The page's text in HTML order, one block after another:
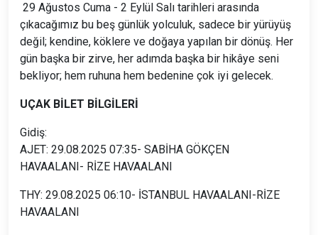
29 Ağustos Cuma - 2 Eylül Salı tarihleri arasında
çıkacağımız bu beş günlük yolculuk, sadece bir yürüyüş
değil; kendine, köklere ve doğaya yapılan bir dönüş. Her
gün başka bir zirve, her adımda başka bir hikâye seni
bekliyor; hem ruhuna hem bedenine çok iyi gelecek.
UÇAK BİLET BİLGİLERİ
Gidiş:
AJET: 29.08.2025 07:35- SABİHA GÖKÇEN
HAVAALANI- RİZE HAVAALANI
THY: 29.08.2025 06:10- İSTANBUL HAVAALANI-RİZE
HAVAALANI